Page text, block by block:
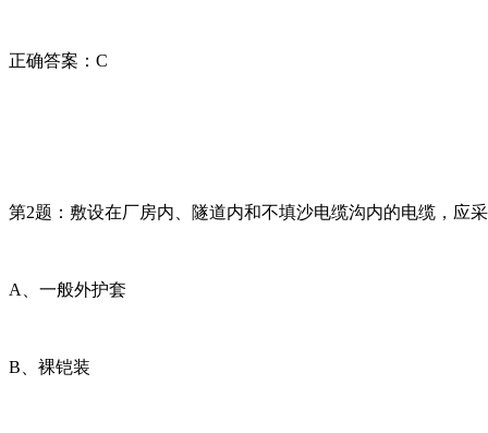
正确答案：C
第2题：敷设在厂房内、隧道内和不填沙电缆沟内的电缆，应
A、一般外护套
B、裸铠装